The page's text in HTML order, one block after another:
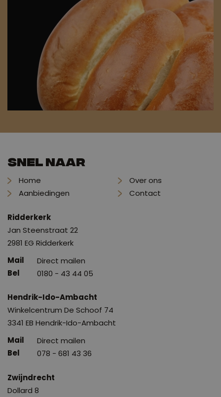
Snel naar
Home
Aanbiedingen
Over ons
Contact
Ridderkerk
Jan Steenstraat 22
2981 EG Ridderkerk
Direct mailen
0180 - 43 44 05
Hendrik-Ido-Ambacht
Winkelcentrum De Schoof 74
3341 EB Hendrik-Ido-Ambacht
Direct mailen
078 - 681 43 36
Zwijndrecht
Dollard 8